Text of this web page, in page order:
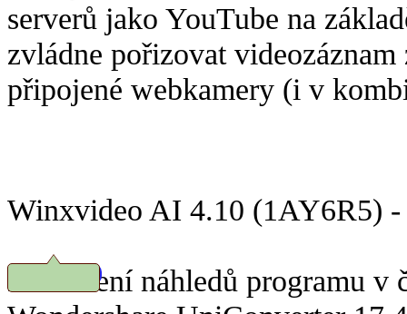
serverů jako YouTube na
zvládne pořizovat
připojené webkamery (i v
Winxvideo AI 4.10 (1AY6R5) -
Prohlížení náhledů programu v